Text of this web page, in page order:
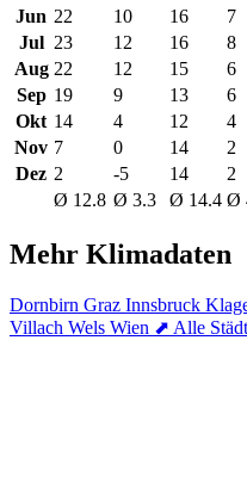
Jun 22 10 16
7
Jul 23 12 16
8
Aug 22 12 15
6
Sep 19 9 13
6
Okt 14 4 12
4
Nov 7 0 14
2
Dez 2 -5 14
2
Ø 12.8 Ø 3.3 Ø 14.4 Ø
Mehr Klimadaten
Dornbirn Graz Innsbruck
Villach Wels Wien ⬈ Alle